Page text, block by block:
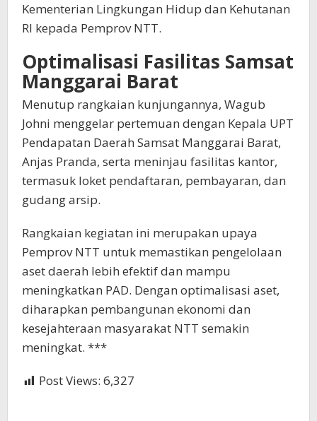
Kementerian Lingkungan Hidup dan Kehutanan
RI kepada Pemprov NTT.
Optimalisasi Fasilitas Samsat
Manggarai Barat
Menutup rangkaian kunjungannya, Wagub
Johni menggelar pertemuan dengan Kepala UPT
Pendapatan Daerah Samsat Manggarai Barat,
Anjas Pranda, serta meninjau fasilitas kantor,
termasuk loket pendaftaran, pembayaran, dan
gudang arsip.
Rangkaian kegiatan ini merupakan upaya
Pemprov NTT untuk memastikan pengelolaan
aset daerah lebih efektif dan mampu
meningkatkan PAD. Dengan optimalisasi aset,
diharapkan pembangunan ekonomi dan
kesejahteraan masyarakat NTT semakin
meningkat. ***
Post Views: 6,327